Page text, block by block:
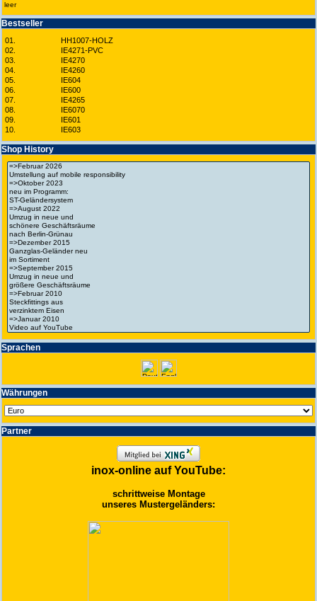
leer
Best­seller
01.
HH1007-HOLZ
02.
IE4271-PVC
03.
IE4270
04.
IE4260
05.
IE604
06.
IE600
07.
IE4265
08.
IE6070
09.
IE601
10.
IE603
Shop History
Spra­chen
Wäh­run­gen
Partner
inox-online auf YouTube:
schrittweise Montage
unseres Mustergeländers: